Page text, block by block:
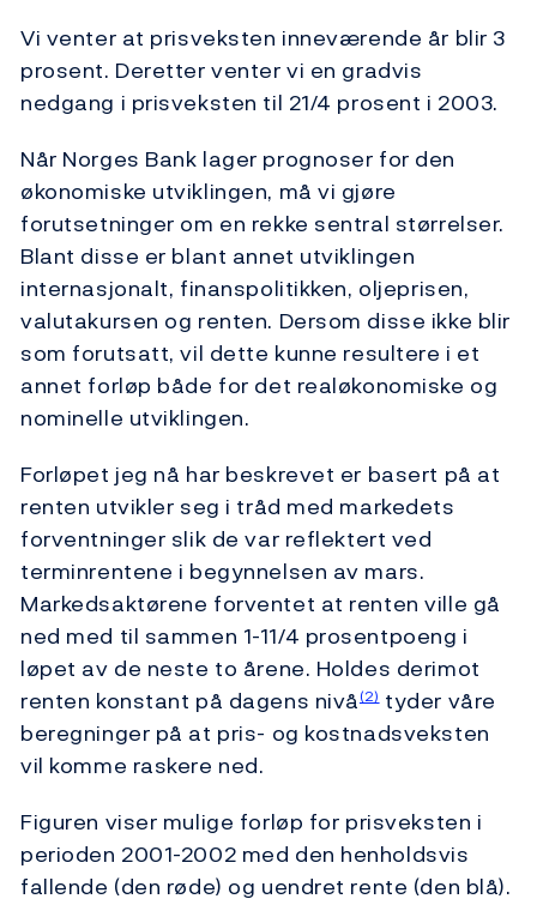
Vi venter at prisveksten inneværende år blir 3
prosent. Deretter venter vi en gradvis
nedgang i prisveksten til 21/4 prosent i 2003.
Når Norges Bank lager prognoser for den
økonomiske utviklingen, må vi gjøre
forutsetninger om en rekke sentral størrelser.
Blant disse er blant annet utviklingen
internasjonalt, finanspolitikken, oljeprisen,
valutakursen og renten. Dersom disse ikke blir
som forutsatt, vil dette kunne resultere i et
annet forløp både for det realøkonomiske og
nominelle utviklingen.
Forløpet jeg nå har beskrevet er basert på at
renten utvikler seg i tråd med markedets
forventninger slik de var reflektert ved
terminrentene i begynnelsen av mars.
Markedsaktørene forventet at renten ville gå
ned med til sammen 1-11/4 prosentpoeng i
løpet av de neste to årene. Holdes derimot
renten konstant på dagens nivå(2)tyder våre
beregninger på at pris- og kostnadsveksten
vil komme raskere ned.
Figuren viser mulige forløp for prisveksten i
perioden 2001-2002 med den henholdsvis
fallende (den røde) og uendret rente (den blå).